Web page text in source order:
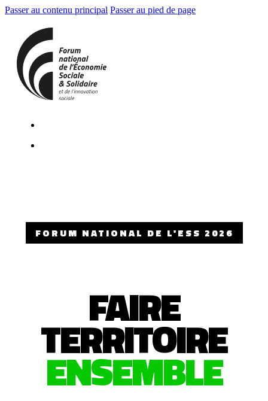
Passer au contenu principal Passer au pied de page
FORUM NATIONAL DE L'ESS 2026
FAIRE
TERRITOIRE
ENSEMBLE